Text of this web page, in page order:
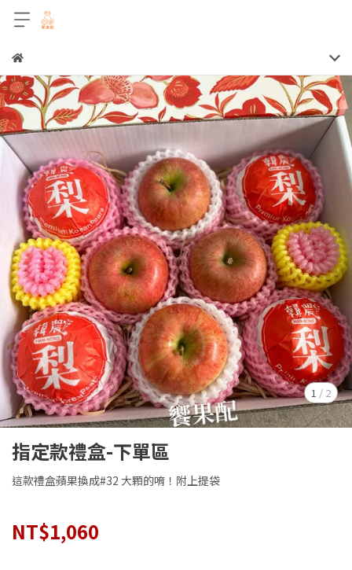
1 / 2
指定款禮盒-下單區
這款禮盒蘋果換成#32 大顆的唷！附上提袋
NT$1,060